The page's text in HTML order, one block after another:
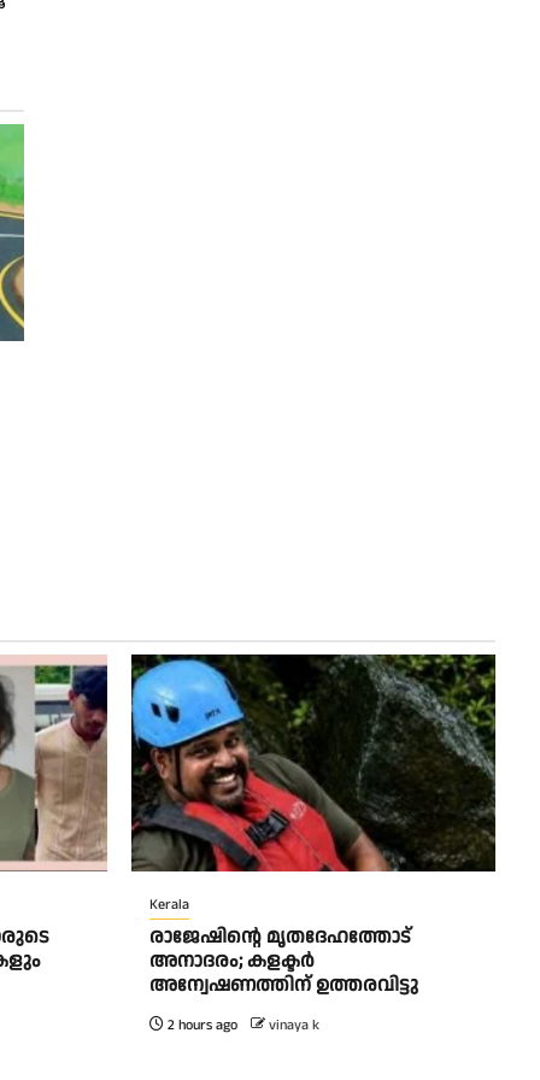
Kerala
രാജേഷിന്റെ മൃതദേഹത്തോട്
അനാദരം; കളക്ടർ
അന്വേഷണത്തിന് ഉത്തരവിട്ടു
2 hours ago vinaya k